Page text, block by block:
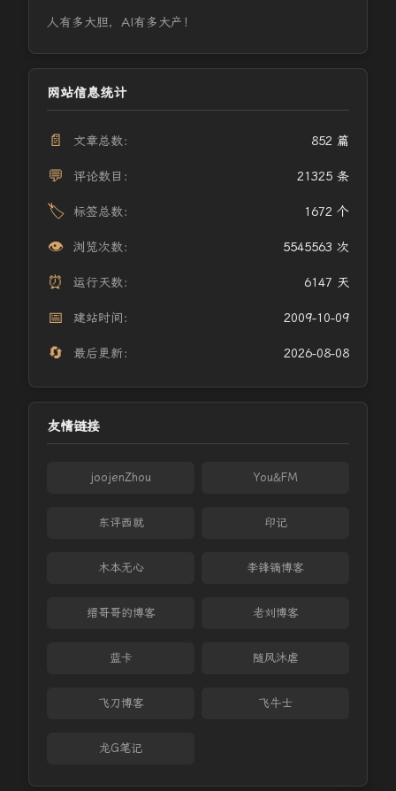
人有多大胆，AI有多大产！
网站信息统计
📄 文章总数： 852 篇
💬 评论数目： 21325 条
🏷️ 标签总数： 1672 个
👁️ 浏览次数： 5545563 次
⏰ 运行天数： 6147 天
📅 建站时间： 2009-10-09
🔄 最后更新： 2026-08-08
友情链接
joojenZhou You&FM
东评西就 印记
木本无心 李锋镝博客
缙哥哥的博客 老刘博客
蓝卡 随风沐虐
飞刀博客 飞牛士
龙G笔记